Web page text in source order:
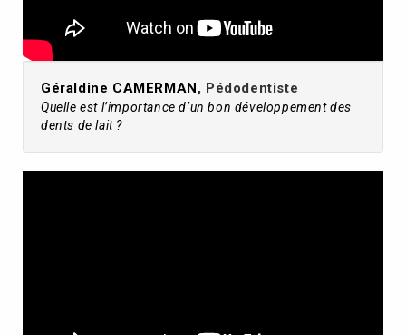
Géraldine CAMERMAN, Pédodentiste
Quelle est l’importance d’un bon développement des
dents de lait ?